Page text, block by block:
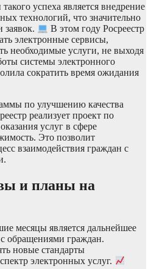
успеха является внедрение
технологий, что значительно
заявок.
В этом году Росреестр
электронные сервисы,
необходимые услуги, не выходя
системы электронного
сократить время ожидания
по улучшению качества
реализует проект по
услуг в сфере
Это позволит
взаимодействия граждан с
и планы на
месяцы является дальнейшее
обращениями граждан.
новые стандарты
электронных услуг.